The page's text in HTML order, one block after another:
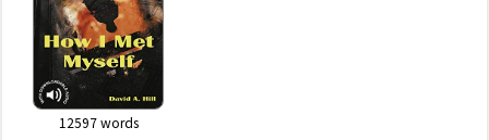
12597words